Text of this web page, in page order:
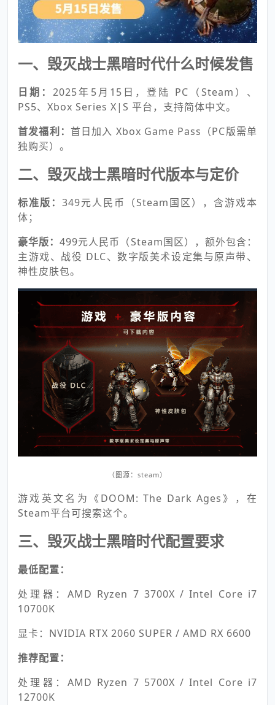
一、毁灭战士黑暗时代什么时候发售
日期：2025年5月15日，登陆 PC（Steam）、
PS5、Xbox Series X|S 平台，支持简体中文。
首发福利： 首日加入 Xbox Game Pass（PC版需单
独购买）。
二、 毁灭战士黑暗时代版本与定价
标准版： 349元人民币（Steam国区），含游戏本
体；
豪华版：499元人民币（Steam国区），额外包含：
主游戏、战役 DLC、数字版美术设定集与原声带、
神性皮肤包。
（图源：steam）
游戏英文名为《DOOM: The Dark Ages》，在
Steam平台可搜索这个。
三、毁灭战士黑暗时代配置要求
最低配置：
处理器：AMD Ryzen 7 3700X / Intel Core i7
10700K
显卡：NVIDIA RTX 2060 SUPER / AMD RX 6600
推荐配置：
处理器：AMD Ryzen 7 5700X / Intel Core i7
12700K